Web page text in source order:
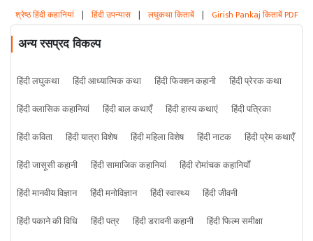
श्रेष्ठ हिंदी कहानियां | हिंदी उपन्यास | लघुकथा किताबें | Girish Pankaj किताबें PDF
अन्य रसप्रद विकल्प
हिंदी लघुकथा हिंदी आध्यात्मिक कथा हिंदी फिक्शन कहानी
हिंदी प्रेरक कथा
हिंदी क्लासिक कहानियां
हिंदी बाल कथाएँ हिंदी हास्य कथाएं
हिंदी पत्रिका
हिंदी कविता
हिंदी यात्रा विशेष हिंदी महिला विशेष हिंदी नाटक
हिंदी प्रेम कथाएँ
हिंदी जासूसी कहानी
हिंदी सामाजिक कहानियां
हिंदी रोमांचक कहानियाँ
हिंदी मानवीय विज्ञान
हिंदी मनोविज्ञान हिंदी स्वास्थ्य
हिंदी जीवनी
हिंदी पकाने की विधि
हिंदी पत्र हिंदी डरावनी कहानी
हिंदी फिल्म समीक्षा